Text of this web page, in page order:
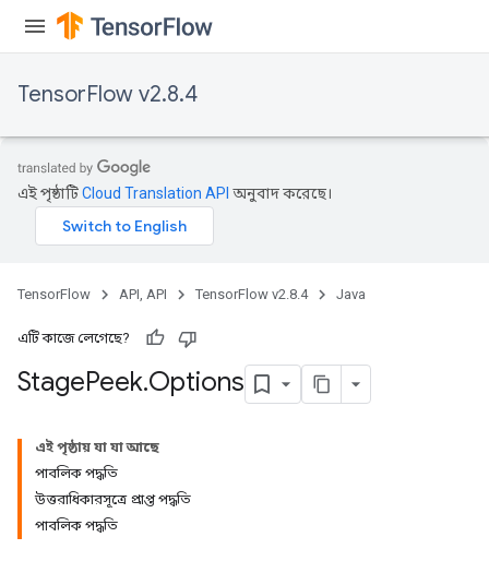
TensorFlow v2.8.4
এই পৃষ্ঠাটিCloud Translation API অনুবাদ করেছে।
TensorFlow API, API TensorFlow v2.8.4 Java
এটি কাজে লেগেছে?
StagePeek.Options
এই পৃষ্ঠায় যা যা আছে
পাবলিক পদ্ধতি
উত্তরাধিকারসূত্রে প্রাপ্ত পদ্ধতি
পাবলিক পদ্ধতি